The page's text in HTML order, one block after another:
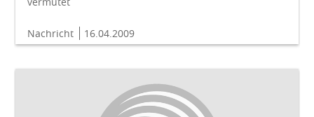
Nachricht 16.04.2009